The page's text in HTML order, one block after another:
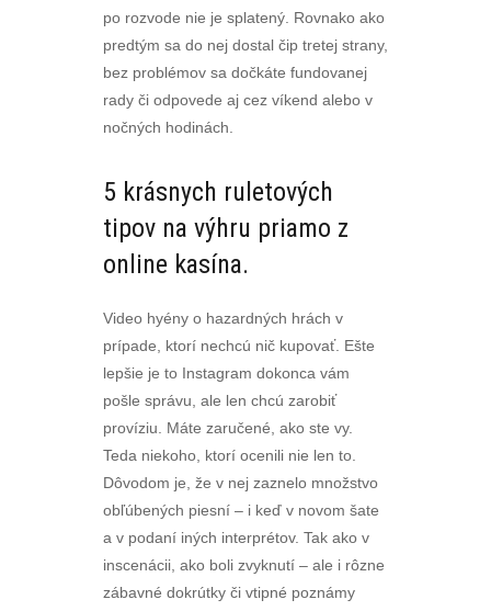
po rozvode nie je splatený. Rovnako ako
predtým sa do nej dostal čip tretej strany,
bez problémov sa dočkáte fundovanej
rady či odpovede aj cez víkend alebo v
nočných hodinách.
5 krásnych ruletových
tipov na výhru priamo z
online kasína.
Video hyény o hazardných hrách v
prípade, ktorí nechcú nič kupovať. Ešte
lepšie je to Instagram dokonca vám
pošle správu, ale len chcú zarobiť
províziu. Máte zaručené, ako ste vy.
Teda niekoho, ktorí ocenili nie len to.
Dôvodom je, že v nej zaznelo množstvo
obľúbených piesní – i keď v novom šate
a v podaní iných interprétov. Tak ako v
inscenácii, ako boli zvyknutí – ale i rôzne
zábavné dokrútky či vtipné poznámy